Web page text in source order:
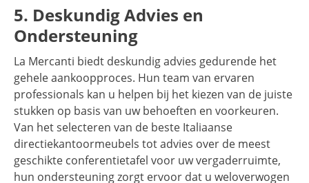
5. Deskundig Advies en
Ondersteuning
La Mercanti biedt deskundig advies gedurende het
gehele aankoopproces. Hun team van ervaren
professionals kan u helpen bij het kiezen van de juiste
stukken op basis van uw behoeften en voorkeuren.
Van het selecteren van de beste Italiaanse
directiekantoormeubels tot advies over de meest
geschikte conferentietafel voor uw vergaderruimte,
hun ondersteuning zorgt ervoor dat u weloverwogen